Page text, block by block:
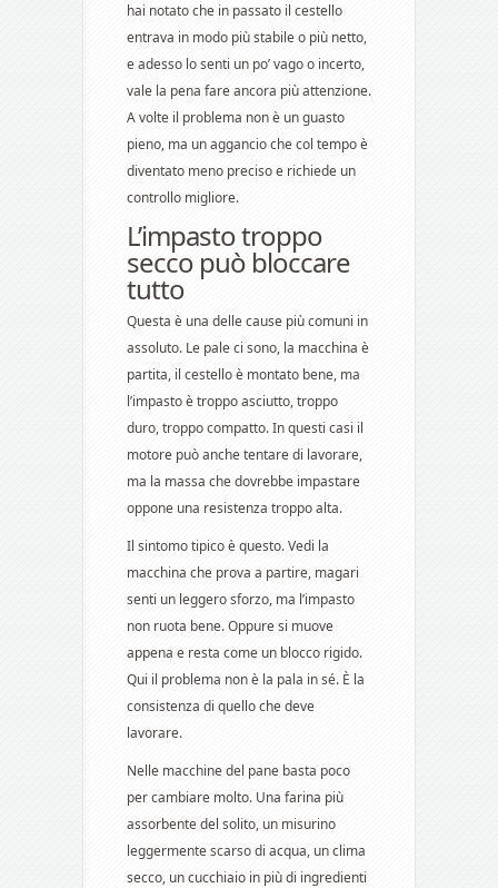
hai notato che in passato il cestello
entrava in modo più stabile o più netto,
e adesso lo senti un po’ vago o incerto,
vale la pena fare ancora più attenzione.
A volte il problema non è un guasto
pieno, ma un aggancio che col tempo è
diventato meno preciso e richiede un
controllo migliore.
L’impasto troppo
secco può bloccare
tutto
Questa è una delle cause più comuni in
assoluto. Le pale ci sono, la macchina è
partita, il cestello è montato bene, ma
l’impasto è troppo asciutto, troppo
duro, troppo compatto. In questi casi il
motore può anche tentare di lavorare,
ma la massa che dovrebbe impastare
oppone una resistenza troppo alta.
Il sintomo tipico è questo. Vedi la
macchina che prova a partire, magari
senti un leggero sforzo, ma l’impasto
non ruota bene. Oppure si muove
appena e resta come un blocco rigido.
Qui il problema non è la pala in sé. È la
consistenza di quello che deve
lavorare.
Nelle macchine del pane basta poco
per cambiare molto. Una farina più
assorbente del solito, un misurino
leggermente scarso di acqua, un clima
secco, un cucchiaio in più di ingredienti